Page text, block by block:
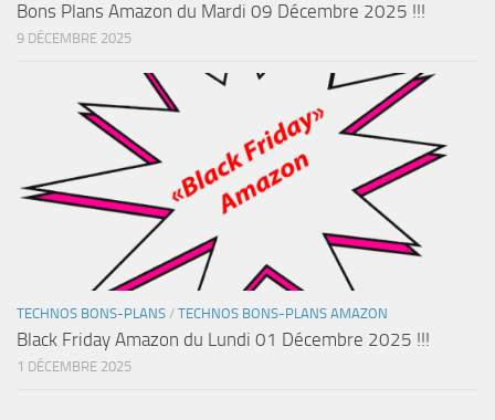
Bons Plans Amazon du Mardi 09 Décembre 2025 !!!
9 DÉCEMBRE 2025
TECHNOS BONS-PLANS / TECHNOS BONS-PLANS AMAZON
Black Friday Amazon du Lundi 01 Décembre 2025 !!!
1 DÉCEMBRE 2025